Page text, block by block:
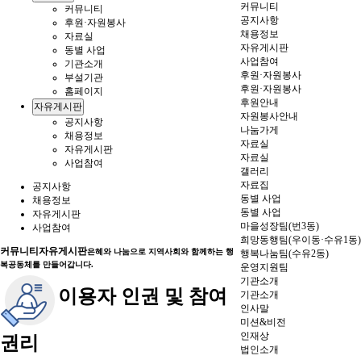
커뮤니티
공지사항
채용정보
자유게시판
사업참여
후원·자원봉사
후원·자원봉사
후원안내
자원봉사안내
나눔가게
자료실
자료실
갤러리
자료집
동별 사업
동별 사업
마을성장팀(번3동)
희망동행팀(우이동·수유1동)
행복나눔팀(수유2동)
운영지원팀
기관소개
기관소개
인사말
미션&비전
인재상
법인소개
커뮤니티
후원·자원봉사
자료실
동별 사업
기관소개
부설기관
홈페이지
자유게시판
공지사항
채용정보
자유게시판
사업참여
공지사항
채용정보
자유게시판
사업참여
커뮤니티 자유게시판은혜와 나눔으로 지역사회와 함께하는 행
복공동체를 만들어갑니다.
이용자 인권 및 참여
권리